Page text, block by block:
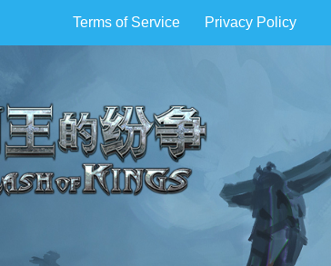
Terms of Service Privacy Policy